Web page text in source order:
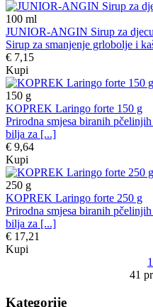
100 ml
JUNIOR-ANGIN Sirup za djecu
Sirup za smanjenje grlobolje i
€ 7,15
Kupi
150 g
KOPREK Laringo forte 150 g
Prirodna smjesa biranih
bilja za [...]
€ 9,64
Kupi
250 g
KOPREK Laringo forte 250 g
Prirodna smjesa biranih
bilja za [...]
€ 17,21
Kupi
1
41
Kategorije